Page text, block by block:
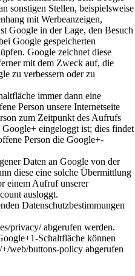
sonstigen Stellen, beispielsweise
mit Werbeanzeigen,
Google in der Lage, den Besuch
Google gespeicherten
Google zeichnet diese
mit dem Zweck auf, die
zu verbessern oder zu
immer dann eine
Person unsere Internetseite
zum Zeitpunkt des Aufrufs
eingeloggt ist; dies findet
Person die Google+-
Daten an Google von der
diese eine solche Übermittlung
einem Aufruf unserer
ausloggt.
Datenschutzbestimmungen
privacy/ abgerufen werden.
Schaltfläche können
web/buttons-policy abgerufen